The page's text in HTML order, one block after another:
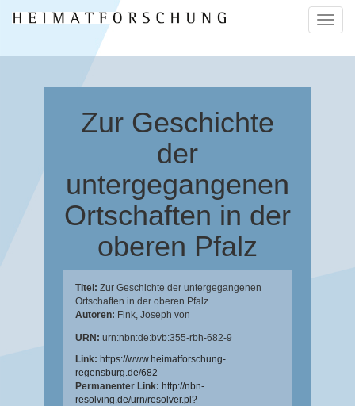
ein-/
Zur Geschichte
der
untergegangenen
Ortschaften in der
oberen Pfalz
Titel: Zur Geschichte der untergegangenen
Ortschaften in der oberen Pfalz
Autoren: Fink, Joseph von
URN: urn:nbn:de:bvb:355-rbh-682-9
Link: https://www.heimatforschung-
regensburg.de/682
Permanenter Link: http://nbn-
resolving.de/urn/resolver.pl?